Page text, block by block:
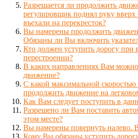
Разрешается ли продолжить
регулировщик поднял руку
въехали на перекресток?
Вы намерены продолжить
Обязаны ли Вы включить
Кто должен уступить дорогу при
перестроении?
В каких направлениях Вам
движение?
С какой максимальной
продолжить движение на
Как Вам следует поступить в
Разрешено ли Вам поставить
этом месте?
Вы намерены повернуть налево.
Кому Вы обязаны уступить